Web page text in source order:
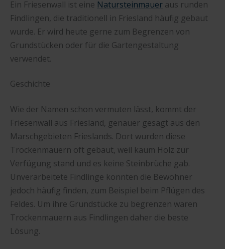
Ein Friesenwall ist eine Natursteinmauer aus runden
Findlingen, die traditionell in Friesland häufig gebaut
wurde. Er wird heute gerne zum Begrenzen von
Grundstücken oder für die Gartengestaltung
verwendet.
Geschichte
Wie der Namen schon vermuten lässt, kommt der
Friesenwall aus Friesland, genauer gesagt aus den
Marschgebieten Frieslands. Dort wurden diese
Trockenmauern oft gebaut, weil kaum Holz zur
Verfügung stand und es keine Steinbrüche gab.
Unverarbeitete Findlinge konnten die Bewohner
jedoch häufig finden, zum Beispiel beim Pflügen des
Feldes. Um ihre Grundstücke zu begrenzen waren
Trockenmauern aus Findlingen daher die beste
Lösung.